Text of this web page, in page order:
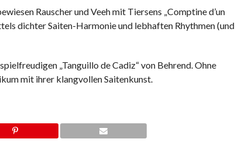
Rauscher und Veeh mit Tiersens „Comptine d’un
dichter Saiten-Harmonie und lebhaften Rhythmen (und
„Tanguillo de Cadiz“ von Behrend. Ohne
mit ihrer klangvollen Saitenkunst.